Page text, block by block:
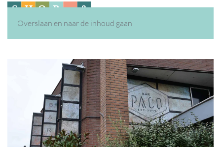
Overslaan en naar de inhoud gaan